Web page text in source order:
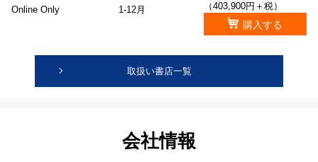
Online Only 1-12月 （403,900円＋税）
購入する
取扱い書店一覧
会社情報